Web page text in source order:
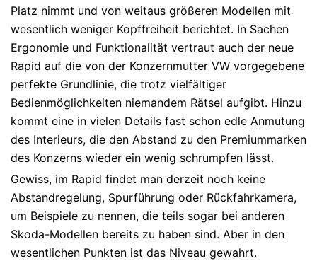
Platz nimmt und von weitaus größeren Modellen mit
wesentlich weniger Kopffreiheit berichtet. In Sachen
Ergonomie und Funktionalität vertraut auch der neue
Rapid auf die von der Konzernmutter VW vorgegebene
perfekte Grundlinie, die trotz vielfältiger
Bedienmöglichkeiten niemandem Rätsel aufgibt. Hinzu
kommt eine in vielen Details fast schon edle Anmutung
des Interieurs, die den Abstand zu den Premiummarken
des Konzerns wieder ein wenig schrumpfen lässt.
Gewiss, im Rapid findet man derzeit noch keine
Abstandregelung, Spurführung oder Rückfahrkamera,
um Beispiele zu nennen, die teils sogar bei anderen
Skoda-Modellen bereits zu haben sind. Aber in den
wesentlichen Punkten ist das Niveau gewahrt.